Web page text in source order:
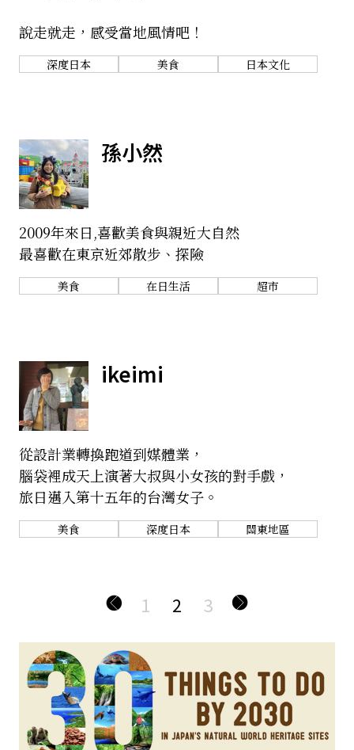
說走就走，感受當地風情吧！
深度日本 美食 日本文化
孫小然
2009年來日,喜歡美食與親近大自然
最喜歡在東京近郊散步、探險
美食 在日生活 超市
ikeimi
從設計業轉換跑道到媒體業，
腦袋裡成天上演著大叔與小女孩的對手戲，
旅日邁入第十五年的台灣女子。
美食 深度日本 關東地區
1 2 3